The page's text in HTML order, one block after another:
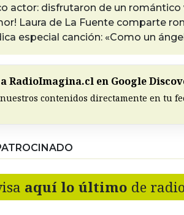
actor: disfrutaron de un romántico
Laura de La Fuente comparte
especial canción: «Como un
RadioImagina.cl en Google
contenidos directamente en tu
aquí lo último de